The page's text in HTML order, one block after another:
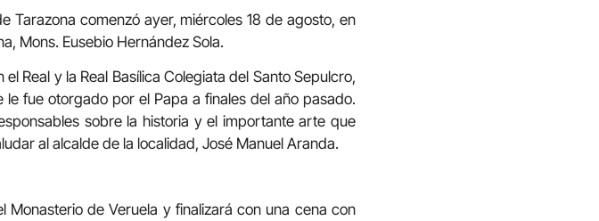
Tarazona comenzó ayer, miércoles 18 de agosto, en
Mons. Eusebio Hernández Sola.
Real y la Real Basílica Colegiata del Santo Sepulcro,
fue otorgado por el Papa a finales del año pasado.
sobre la historia y el importante arte que
al alcalde de la localidad, José Manuel Aranda.
de Veruela y finalizará con una cena con